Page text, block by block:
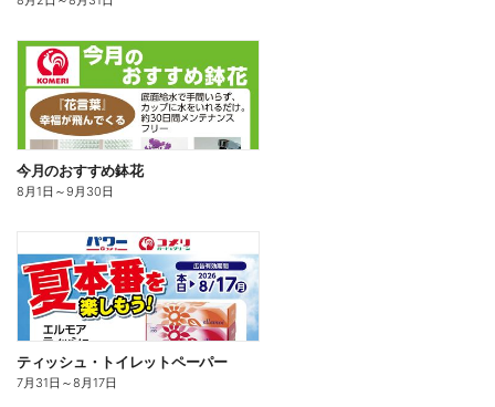
今月のおすすめ鉢花
8月1日 ～9月30日
ティッシュ・トイレットペーパー
7月31日 ～8月17日